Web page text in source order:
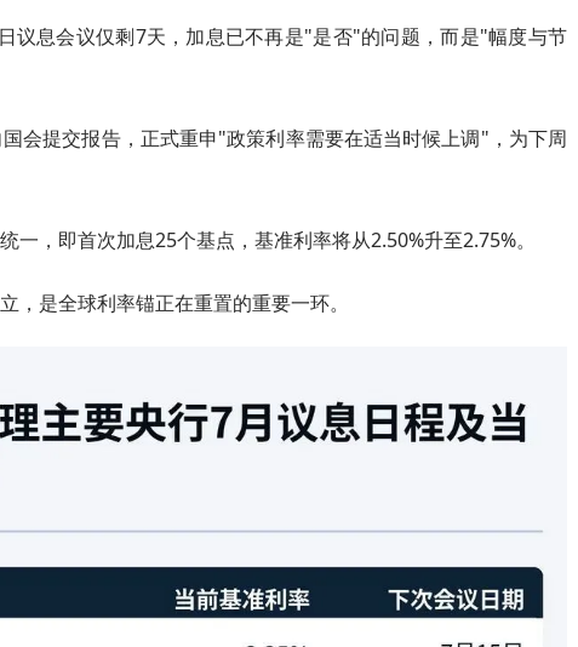
议息会议仅剩7天，加息已不再是"是否"的问题，而是"幅度与节
会提交报告，正式重申"政策利率需要在适当时候上调"，为下周
一，即首次加息25个基点，基准利率将从2.50%升至2.75%。
，是全球利率锚正在重置的重要一环。